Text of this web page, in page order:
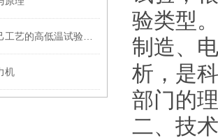
机
验类型
制造、
析，是
部门的
二、技